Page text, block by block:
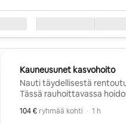
Saavun / Lähden
Kauneusunet kasvohoito
Nauti täydellisestä
Tässä rauhoittavassa
on suunniteltu poistamaan
104 € ryhmää kohti
104 € ryhmää kohti
, · 1 h